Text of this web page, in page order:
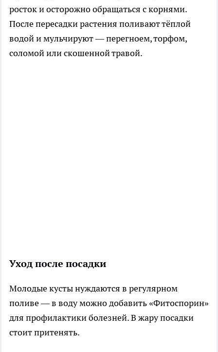
росток и осторожно обращаться с корнями.
После пересадки растения поливают тёплой
водой и мульчируют — перегноем, торфом,
соломой или скошенной травой.
Уход после посадки
Молодые кусты нуждаются в регулярном
поливе — в воду можно добавить «Фитоспорин»
для профилактики болезней. В жару посадки
стоит притенять.